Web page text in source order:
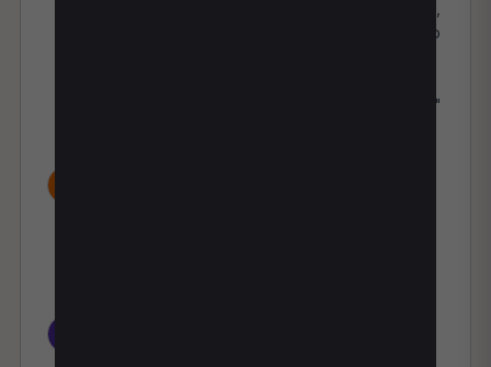
capace di metterti subito a tuo agio. Inoltre, il suo
trattamenti che offre. Cinque stelle meritatissime!"